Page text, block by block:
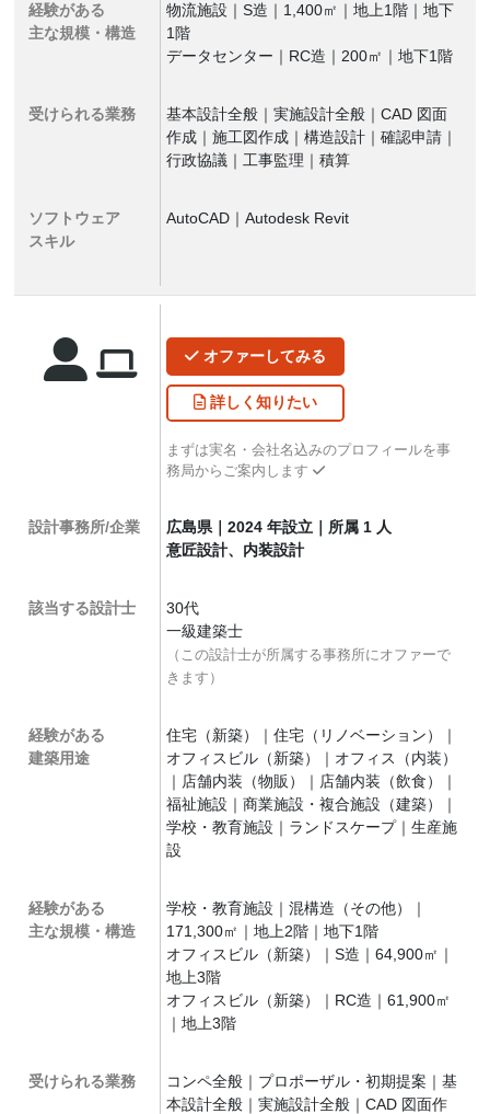
経験がある
主な規模・構造
物流施設｜S造｜1,400㎡｜地上1階｜地下
1階
データセンター｜RC造｜200㎡｜地下1階
受けられる業務
基本設計全般｜実施設計全般｜CAD 図面
作成｜施工図作成｜構造設計｜確認申請｜
行政協議｜工事監理｜積算
ソフトウェア
スキル
AutoCAD｜Autodesk Revit
オファーしてみる
詳しく知りたい
まずは実名・会社名込みのプロフィールを事
務局からご案内します
設計事務所/企業
広島県｜2024 年設立｜所属 1 人
意匠設計、内装設計
該当する設計士
30代
一級建築士
（この設計士が所属する事務所にオファーで
きます）
経験がある
建築用途
住宅（新築）｜住宅（リノベーション）｜
オフィスビル（新築）｜オフィス（内装）
｜店舗内装（物販）｜店舗内装（飲食）｜
福祉施設｜商業施設・複合施設（建築）｜
学校・教育施設｜ランドスケープ｜生産施
設
経験がある
主な規模・構造
学校・教育施設｜混構造（その他）｜
171,300㎡｜地上2階｜地下1階
オフィスビル（新築）｜S造｜64,900㎡｜
地上3階
オフィスビル（新築）｜RC造｜61,900㎡
｜地上3階
受けられる業務
コンペ全般｜プロポーザル・初期提案｜基
本設計全般｜実施設計全般｜CAD 図面作